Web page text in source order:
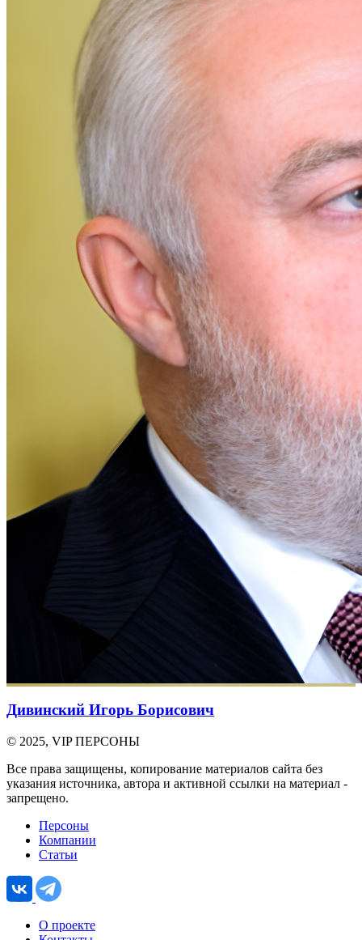
Дивинский Игорь Борисович
© 2025, VIP ПЕРСОНЫ
Все права защищены, копирование материалов сайта без
указания источника, автора и активной ссылки на материал -
запрещено.
Персоны
Компании
Статьи
О проекте